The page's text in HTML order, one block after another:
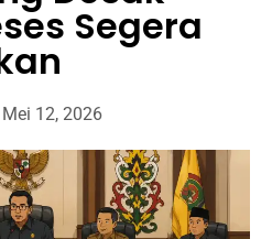
Segera
Mei 12, 2026